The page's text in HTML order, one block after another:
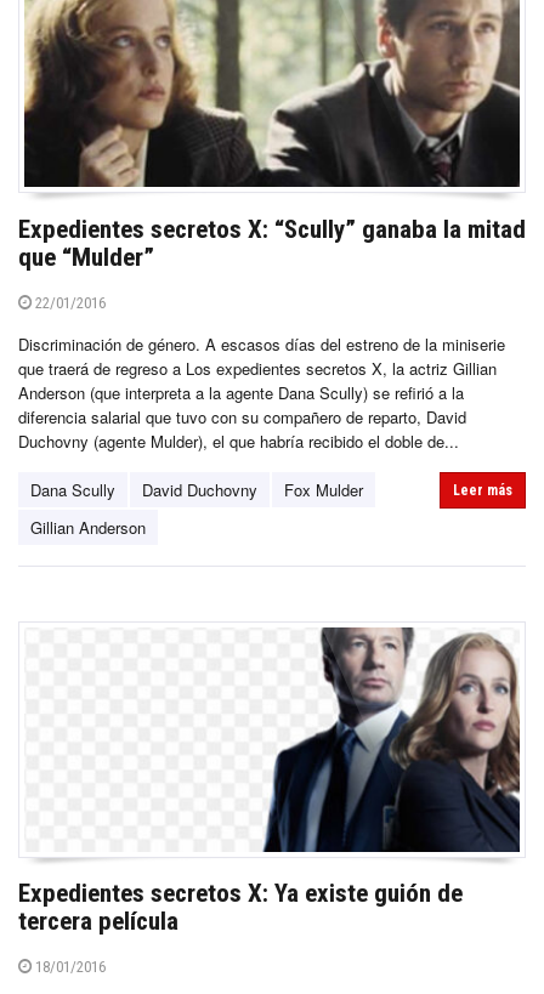
Expedientes secretos X: “Scully” ganaba la mitad
que “Mulder”
22/01/2016
Discriminación de género. A escasos días del estreno de la miniserie
que traerá de regreso a Los expedientes secretos X, la actriz Gillian
Anderson (que interpreta a la agente Dana Scully) se refirió a la
diferencia salarial que tuvo con su compañero de reparto, David
Duchovny (agente Mulder), el que habría recibido el doble de...
Dana Scully David Duchovny
Fox Mulder
Gillian Anderson
Leer más
Expedientes secretos X: Ya existe guión de
tercera película
18/01/2016